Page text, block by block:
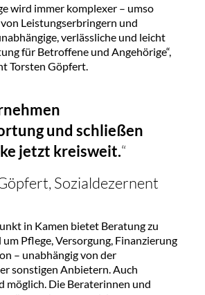
wird immer komplexer – umso
Leistungserbringern und
verlässliche und leicht
für Betroffene und Angehörige“,
Torsten Göpfert.
und schließen
jetzt kreisweit.“
Sozialdezernent
in Kamen bietet Beratung zu
Pflege, Versorgung, Finanzierung
– unabhängig von der
sonstigen Anbietern. Auch
möglich. Die Beraterinnen und